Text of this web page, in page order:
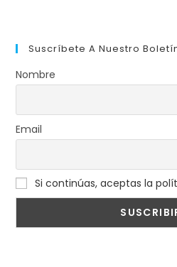
Suscríbete A Nuestro
Nombre
Email
Si continúas, aceptas la